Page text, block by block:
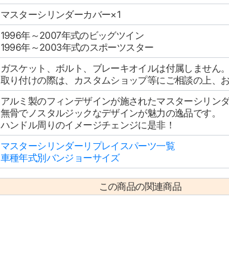
マスターシリンダーカバー×1
1996年～2007年式のビッグツイン
1996年～2003年式のスポーツスター
ガスケット、ボルト、ブレーキオイルは付属しません
取り付けの際は、カスタムショップ等にご相談の上、
アルミ製のフィンデザインが施されたマスターシリン
無骨でノスタルジックなデザインが魅力の逸品です。
ハンドル周りのイメージチェンジに是非！
マスターシリンダーリプレイスパーツ一覧
車種年式別バンジョーサイズ
この商品の関連商品